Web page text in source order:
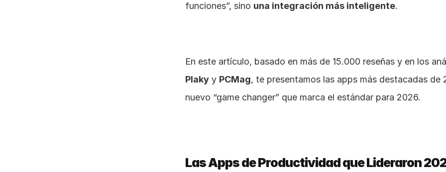
funciones”, sino una integración más inteligente.
Plaky y PCMag, te presentamos las apps más destacadas de
nuevo “game changer” que marca el estándar para 2026.
Las Apps de Productividad que Lideraron